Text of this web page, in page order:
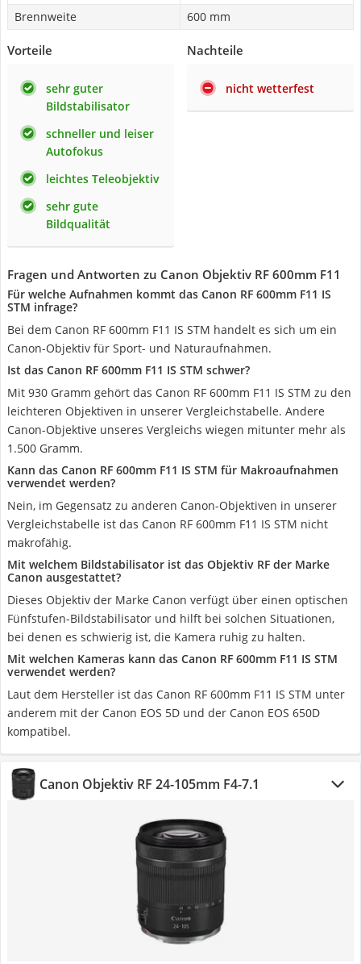
Brennweite
600 mm
Vorteile
sehr guter
Bildstabilisator
schneller und leiser
Autofokus
leichtes Teleobjektiv
sehr gute
Bildqualität
Nachteile
nicht wetterfest
Fragen und Antworten zu Canon Objektiv RF 600mm F11
Für welche Aufnahmen kommt das Canon RF 600mm F11 IS
STM infrage?
Bei dem Canon RF 600mm F11 IS STM handelt es sich um ein
Canon-Objektiv für Sport- und Naturaufnahmen.
Ist das Canon RF 600mm F11 IS STM schwer?
Mit 930 Gramm gehört das Canon RF 600mm F11 IS STM zu den
leichteren Objektiven in unserer Vergleichstabelle. Andere
Canon-Objektive unseres Vergleichs wiegen mitunter mehr als
1.500 Gramm.
Kann das Canon RF 600mm F11 IS STM für Makroaufnahmen
verwendet werden?
Nein, im Gegensatz zu anderen Canon-Objektiven in unserer
Vergleichstabelle ist das Canon RF 600mm F11 IS STM nicht
makrofähig.
Mit welchem Bildstabilisator ist das Objektiv RF der Marke
Canon ausgestattet?
Dieses Objektiv der Marke Canon verfügt über einen optischen
Fünfstufen-Bildstabilisator und hilft bei solchen Situationen,
bei denen es schwierig ist, die Kamera ruhig zu halten.
Mit welchen Kameras kann das Canon RF 600mm F11 IS STM
verwendet werden?
Laut dem Hersteller ist das Canon RF 600mm F11 IS STM unter
anderem mit der Canon EOS 5D und der Canon EOS 650D
kompatibel.
Canon Objektiv RF 24-105mm F4-7.1